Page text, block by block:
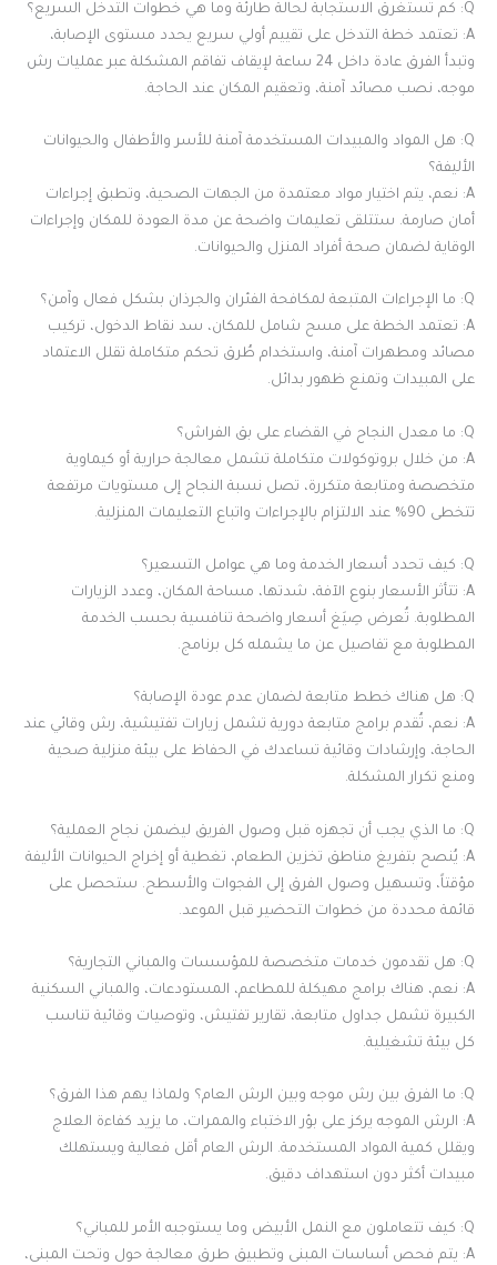
Q: كم تستغرق الاستجابة لحالة طارئة وما هي خطوات التدخل السريع؟
A: تعتمد خطة التدخل على تقييم أولي سريع يحدد مستوى الإصابة،
وتبدأ الفرق عادة داخل 24 ساعة لإيقاف تفاقم المشكلة عبر عمليات رش
موجه، نصب مصائد آمنة، وتعقيم المكان عند الحاجة.
Q: هل المواد والمبيدات المستخدمة آمنة للأسر والأطفال والحيوانات
الأليفة؟
A: نعم، يتم اختيار مواد معتمدة من الجهات الصحية، وتطبق إجراءات
أمان صارمة. ستتلقى تعليمات واضحة عن مدة العودة للمكان وإجراءات
الوقاية لضمان صحة أفراد المنزل والحيوانات.
Q: ما الإجراءات المتبعة لمكافحة الفئران والجرذان بشكل فعال وآمن؟
A: تعتمد الخطة على مسح شامل للمكان، سد نقاط الدخول، تركيب
مصائد ومطهرات آمنة، واستخدام طُرق تحكم متكاملة تقلل الاعتماد
على المبيدات وتمنع ظهور بدائل.
Q: ما معدل النجاح في القضاء على بق الفراش؟
A: من خلال بروتوكولات متكاملة تشمل معالجة حرارية أو كيماوية
متخصصة ومتابعة متكررة، تصل نسبة النجاح إلى مستويات مرتفعة
تتخطى 90% عند الالتزام بالإجراءات واتباع التعليمات المنزلية.
Q: كيف تحدد أسعار الخدمة وما هي عوامل التسعير؟
A: تتأثر الأسعار بنوع الآفة، شدتها، مساحة المكان، وعدد الزيارات
المطلوبة. تُعرض صِيَغ أسعار واضحة تنافسية بحسب الخدمة
المطلوبة مع تفاصيل عن ما يشمله كل برنامج.
Q: هل هناك خطط متابعة لضمان عدم عودة الإصابة؟
A: نعم، تُقدم برامج متابعة دورية تشمل زيارات تفتيشية، رش وقائي عند
الحاجة، وإرشادات وقائية تساعدك في الحفاظ على بيئة منزلية صحية
ومنع تكرار المشكلة.
Q: ما الذي يجب أن تجهزه قبل وصول الفريق ليضمن نجاح العملية؟
A: يُنصح بتفريغ مناطق تخزين الطعام، تغطية أو إخراج الحيوانات الأليفة
مؤقتاً، وتسهيل وصول الفرق إلى الفجوات والأسطح. ستحصل على
قائمة محددة من خطوات التحضير قبل الموعد.
Q: هل تقدمون خدمات متخصصة للمؤسسات والمباني التجارية؟
A: نعم، هناك برامج مهيكلة للمطاعم، المستودعات، والمباني السكنية
الكبيرة تشمل جداول متابعة، تقارير تفتيش، وتوصيات وقائية تناسب
كل بيئة تشغيلية.
Q: ما الفرق بين رش موجه وبين الرش العام؟ ولماذا يهم هذا الفرق؟
A: الرش الموجه يركز على بؤر الاختباء والممرات، ما يزيد كفاءة العلاج
ويقلل كمية المواد المستخدمة. الرش العام أقل فعالية ويستهلك
مبيدات أكثر دون استهداف دقيق.
Q: كيف تتعاملون مع النمل الأبيض وما يستوجبه الأمر للمباني؟
A: يتم فحص أساسات المبنى وتطبيق طرق معالجة حول وتحت المبنى،